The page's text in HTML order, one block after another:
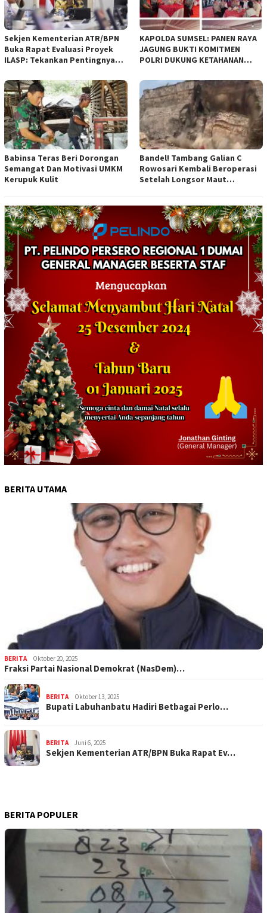
Sekjen Kementerian ATR/BPN
Buka Rapat Evaluasi Proyek
ILASP: Tekankan Pentingnya
Anggaran
KAPOLDA SUMSEL: PANEN RAYA
JAGUNG BUKTI KOMITMEN
POLRI DUKUNG KETAHANAN
Babinsa Teras Beri Dorongan
Semangat Dan Motivasi UMKM
Kerupuk Kulit
Bandel! Tambang Galian C
Rowosari Kembali Beroperasi
Setelah Longsor Maut
BERITA UTAMA
BERITA Oktober 20, 2025
Fraksi Partai Nasional Demokrat (NasDem)…
BERITA Oktober 13, 2025
Bupati Labuhanbatu Hadiri Betbagai Perlo…
BERITA Juni 6, 2025
Sekjen Kementerian ATR/BPN Buka Rapat Ev…
BERITA POPULER